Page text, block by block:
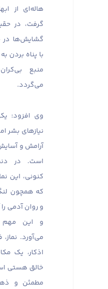
هاله‌ای از
گرفت، در
گشایش‌ها در
با پناه بردن
منبع
می‌گردد.
وی افزود:
نیازهای بشر
آرامش و
است. در
کنونی، این
که همچون
و روان آدمی
و این مهم
می‌آورد. نماز،
اذکار، یک
خالق هستی
مطمئن و